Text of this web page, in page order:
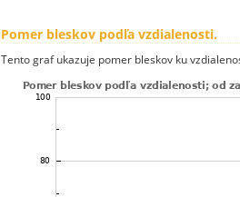
Pomer bleskov podľa vzdialenosti.
Tento graf ukazuje pomer bleskov ku